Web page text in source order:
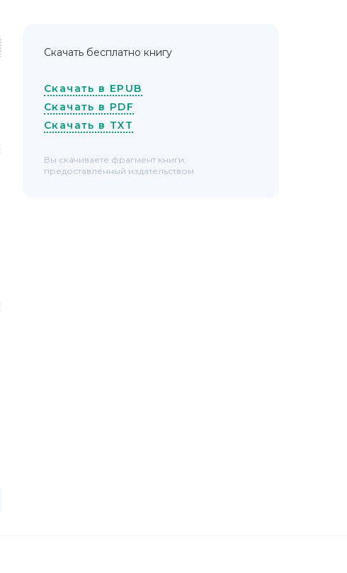
Скачать бесплатно книгу
Скачать в EPUB
Скачать в PDF
Скачать в TXT
Вы скачиваете фрагмент книги,
предоставленный издательством